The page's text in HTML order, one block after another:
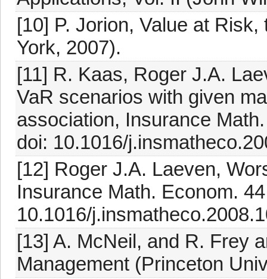
[10] P. Jorion, Value at
York, 2007).
[11] R. Kaas, Roger J.A.
VaR scenarios with given
association, Insurance
doi: 10.1016/
[12] Roger J.A. Laeven,
Insurance Math. Econom.
10.1016/
[13] A. McNeil, and R. Frey
Management (Princeton